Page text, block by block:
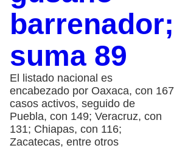
barrenador;
suma 89
El listado nacional es
encabezado por Oaxaca, con 167
casos activos, seguido de
Puebla, con 149; Veracruz, con
131; Chiapas, con 116;
Zacatecas, entre otros